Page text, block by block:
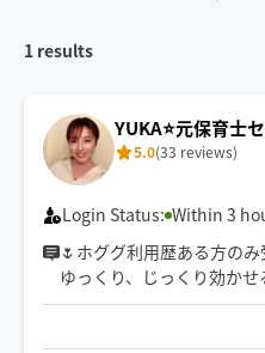
1 results
YUKA⭐️元保育士
5.0(33 reviews)
Login Status: Within 3
🌷ホググ利用歴ある方のみ
ゆっくり、じっくり効か
施術は絶賛していただけ